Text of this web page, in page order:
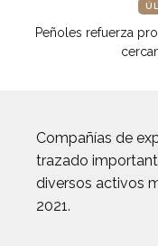
Peñoles refuerza
Compañías de
trazado
diversos activos
2021.